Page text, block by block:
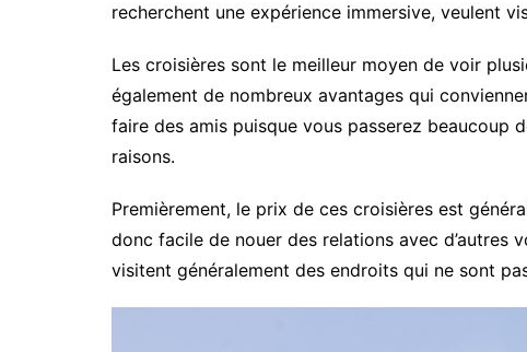
recherchent une expérience immersive, veulent
Les croisières sont le meilleur moyen de voir
également de nombreux avantages qui
faire des amis puisque vous passerez beaucoup
raisons.
Premièrement, le prix de ces croisières est
donc facile de nouer des relations avec d’autres
visitent généralement des endroits qui ne sont